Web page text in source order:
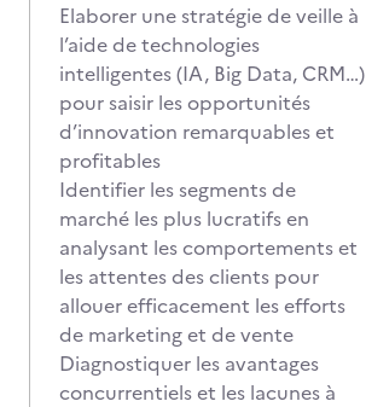
Elaborer une stratégie de veille à
l’aide de technologies
intelligentes (IA, Big Data, CRM…)
pour saisir les opportunités
d’innovation remarquables et
profitables
Identifier les segments de
marché les plus lucratifs en
analysant les comportements et
les attentes des clients pour
allouer efficacement les efforts
de marketing et de vente
Diagnostiquer les avantages
concurrentiels et les lacunes à